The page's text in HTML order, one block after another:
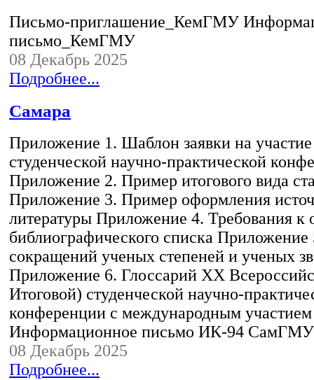
Письмо-приглашение_КемГМУ
письмо_КемГМУ
08 Декабрь 2025
Подробнее...
Самара
Приложение 1. Шаблон заявки на
студенческой научно-практической
Приложение 2. Пример итогового вида
Приложение 3. Пример оформления
литературы Приложение 4. Требования
библиографического списка Приложение
сокращений ученых степеней и ученых
Приложение 6. Глоссарий XX
Итоговой) студенческой научно-
конференции c международным
Информационное письмо ИК-94 СамГМУ
08 Декабрь 2025
Подробнее...